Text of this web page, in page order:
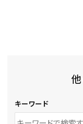
キーワード